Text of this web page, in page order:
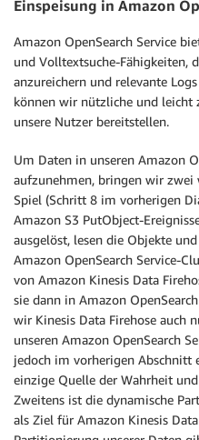
Einspeisung in Amazon
Amazon OpenSearch Service
und Volltextsuche-Fähigkeiten,
anzureichern und relevante
können wir nützliche und leicht
unsere Nutzer bereitstellen.
Um Daten in unseren Amazon
aufzunehmen, bringen wir zwei
Spiel (Schritt 8 im vorherigen
Amazon S3 PutObject-
ausgelöst, lesen die Objekte
Amazon OpenSearch Service-
von Amazon Kinesis Data
sie dann in Amazon
wir Kinesis Data Firehose auch
unseren Amazon OpenSearch
jedoch im vorherigen Abschnitt
einzige Quelle der Wahrheit
Zweitens ist die dynamische
als Ziel für Amazon Kinesis